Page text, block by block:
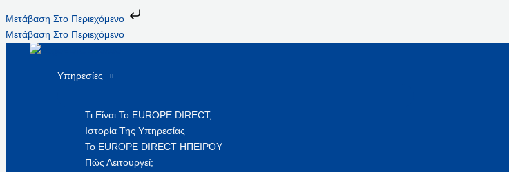
Μετάβαση Στο Περιεχόμενο
Μετάβαση Στο Περιεχόμενο
Υπηρεσίες
Τι Είναι Το EUROPE DIRECT;
Ιστορία Της Υπηρεσίας
Το EUROPE DIRECT ΗΠΕΙΡΟΥ
Πώς Λειτουργεί;